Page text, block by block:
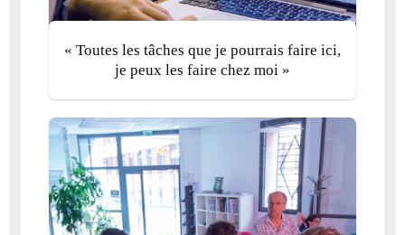
« Toutes les tâches que je pourrais faire ici,
je peux les faire chez moi »